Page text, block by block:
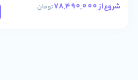
شروع از78,490,000 تومان